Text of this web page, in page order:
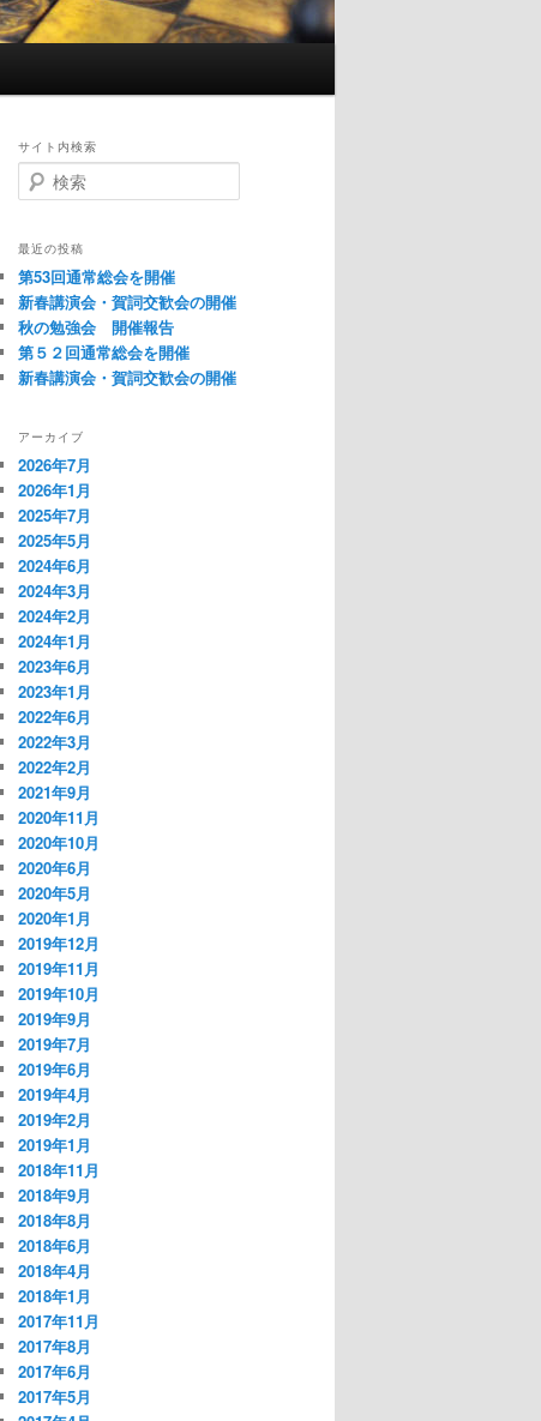
サイト内検索
検
索
最近の投稿
第53回通常総会を開催
新春講演会・賀詞交歓会の開催
秋の勉強会 開催報告
第５２回通常総会を開催
新春講演会・賀詞交歓会の開催
アーカイブ
2026年7月
2026年1月
2025年7月
2025年5月
2024年6月
2024年3月
2024年2月
2024年1月
2023年6月
2023年1月
2022年6月
2022年3月
2022年2月
2021年9月
2020年11月
2020年10月
2020年6月
2020年5月
2020年1月
2019年12月
2019年11月
2019年10月
2019年9月
2019年7月
2019年6月
2019年4月
2019年2月
2019年1月
2018年11月
2018年9月
2018年8月
2018年6月
2018年4月
2018年1月
2017年11月
2017年8月
2017年6月
2017年5月